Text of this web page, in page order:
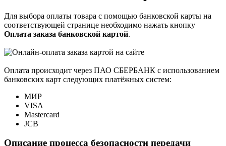
Для выбора оплаты товара с помощью банковской карты на
соответствующей странице необходимо нажать кнопку
Оплата заказа банковской картой.
Оплата происходит через ПАО СБЕРБАНК с использованием
банковских карт следующих платёжных систем:
МИР
VISA
Mastercard
JCB
Описание процесса безопасности передачи